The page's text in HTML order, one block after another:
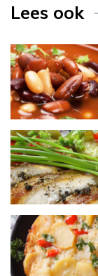
Lees ook